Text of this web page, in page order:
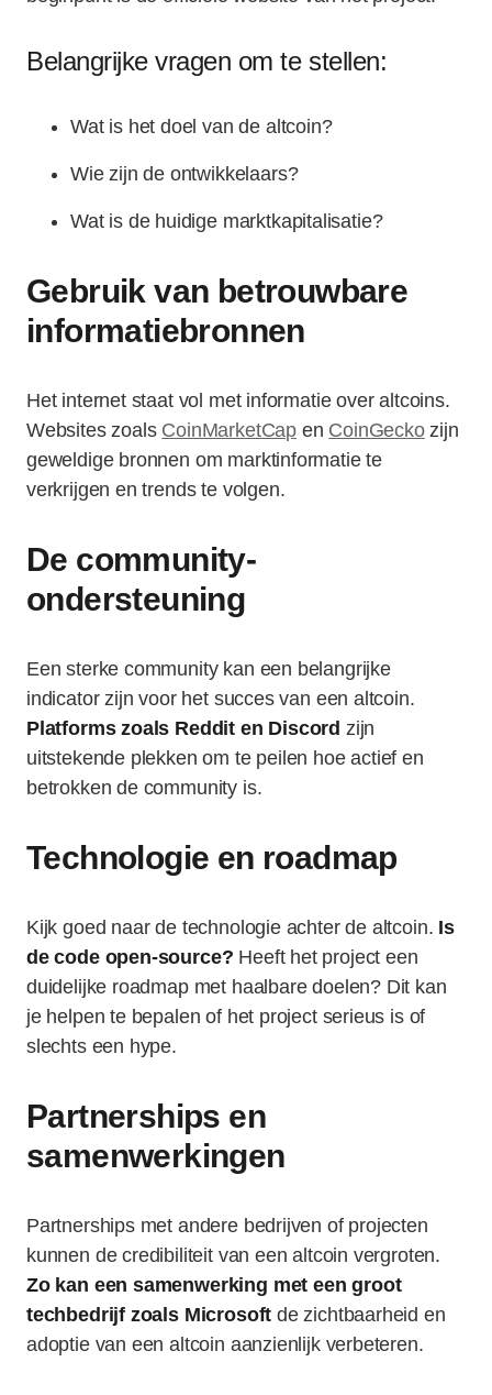
Belangrijke vragen om te stellen:
Wat is het doel van de altcoin?
Wie zijn de ontwikkelaars?
Wat is de huidige marktkapitalisatie?
Gebruik van betrouwbare
informatiebronnen
Het internet staat vol met informatie over altcoins.
Websites zoals CoinMarketCapen CoinGeckozijn
geweldige bronnen om marktinformatie te
verkrijgen en trends te volgen.
De community-
ondersteuning
Een sterke community kan een belangrijke
indicator zijn voor het succes van een altcoin.
Platforms zoals Reddit en Discord zijn
uitstekende plekken om te peilen hoe actief en
betrokken de community is.
Technologie en roadmap
Kijk goed naar de technologie achter de altcoin. Is
de code open-source? Heeft het project een
duidelijke roadmap met haalbare doelen? Dit kan
je helpen te bepalen of het project serieus is of
slechts een hype.
Partnerships en
samenwerkingen
Partnerships met andere bedrijven of projecten
kunnen de credibiliteit van een altcoin vergroten.
Zo kan een samenwerking met een groot
techbedrijf zoals Microsoft de zichtbaarheid en
adoptie van een altcoin aanzienlijk verbeteren.